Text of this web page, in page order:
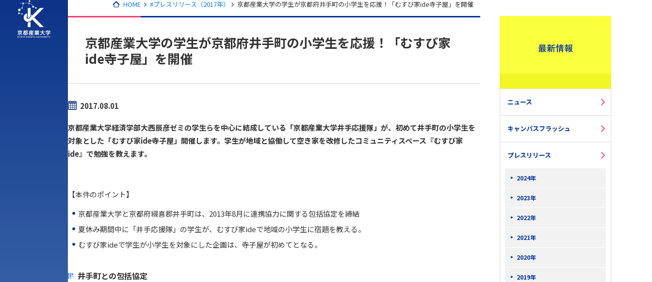
HOME #プレスリリース（2017年） 京都産業大学の学生が京都府井手町の小学生を応援！「むすび家ide寺子屋」を開催
京都産業大学の学生が京都府井手町の小学生を応援！「むすび家
ide寺子屋」を開催
2017.08.01
京都産業大学経済学部大西辰彦ゼミの学生らを中心に結成している「京都産業大学井手応援隊」が、初めて井手町の小学生を
対象とした「むすび家ide寺子屋」開催します。学生が地域と協働して空き家を改修したコミュニティスペース『むすび家
ide』で勉強を教えます。
【本件のポイント】
京都産業大学と京都府綴喜郡井手町は、2013年8月に連携協力に関する包括協定を締結
夏休み期間中に「井手応援隊」の学生が、むすび家ideで地域の小学生に宿題を教える。
むすび家ideで学生が小学生を対象にした企画は、寺子屋が初めてとなる。
井手町との包括協定
ニュース
キャンパスフラッシュ
プレスリリース
2024年
2023年
2022年
2021年
2020年
2019年